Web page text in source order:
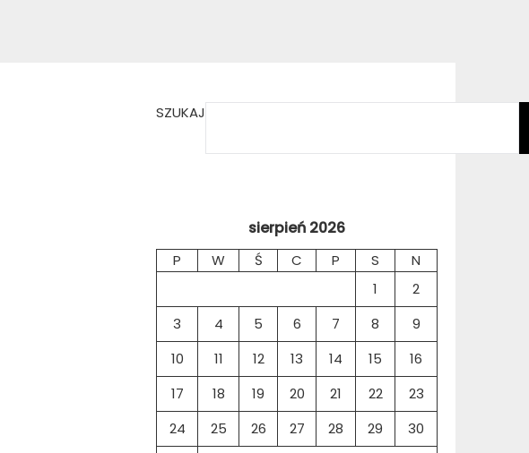
SZUKAJ
sierpień 2026
P W Ś C P S
N
1
2
3
4 5 6 7 8
9
10
11 12 13 14 15
16
17
18 19 20 21 22
23
24
25 26 27 28 29
30